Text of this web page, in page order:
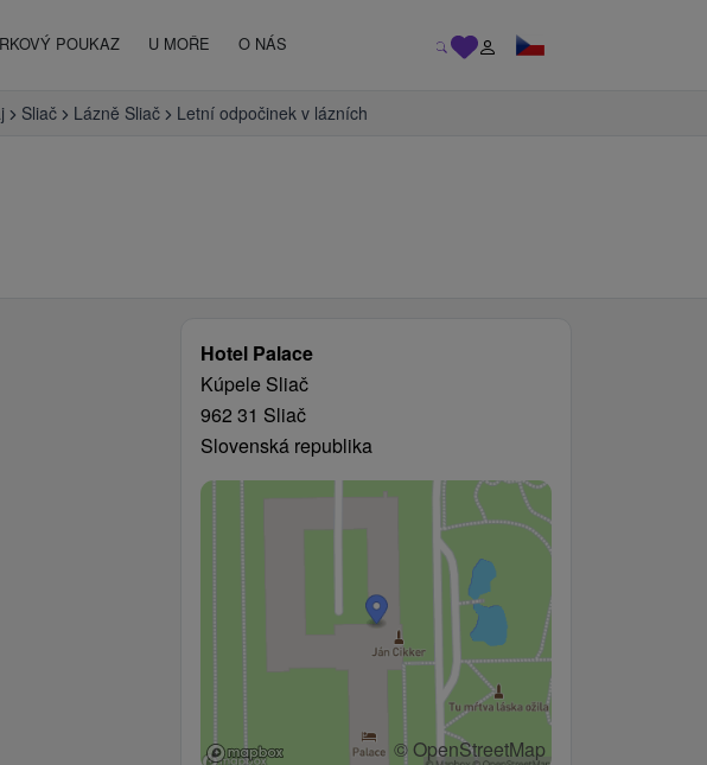
POUKAZ U MOŘE O NÁS
Sliač Lázně Sliač Letní odpočinek v lázních
Hotel Palace
Kúpele Sliač
962 31 Sliač
Slovenská republika
© OpenStreetMap